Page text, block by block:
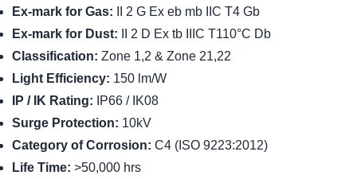
Ex-mark for Gas: II 2 G Ex eb mb IIC T4 Gb
Ex-mark for Dust: II 2 D Ex tb IIIC T110°C Db
Classification: Zone 1,2 & Zone 21,22
Light Efficiency: 150 lm/W
IP / IK Rating: IP66 / IK08
Surge Protection: 10kV
Category of Corrosion: C4 (ISO 9223:2012)
Life Time: >50,000 hrs